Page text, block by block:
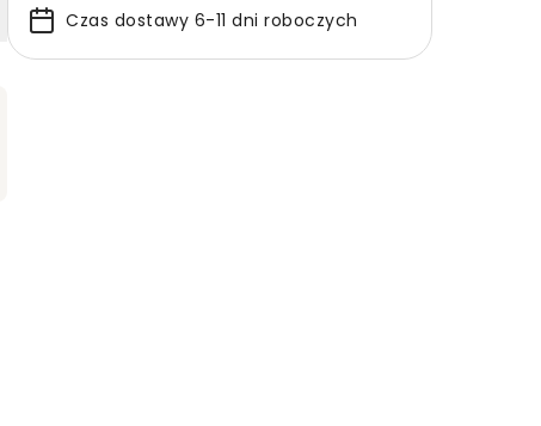
Czas dostawy 6-11 dni roboczych